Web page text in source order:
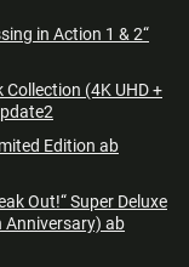
in Action 1 & 2“
Collection (4K UHD +
Edition ab
Out!“ Super Deluxe
Anniversary) ab